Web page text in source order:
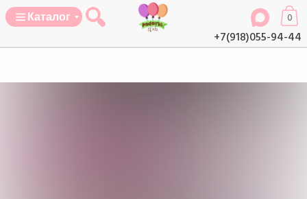
+7(918)055-94-44
0
Каталог